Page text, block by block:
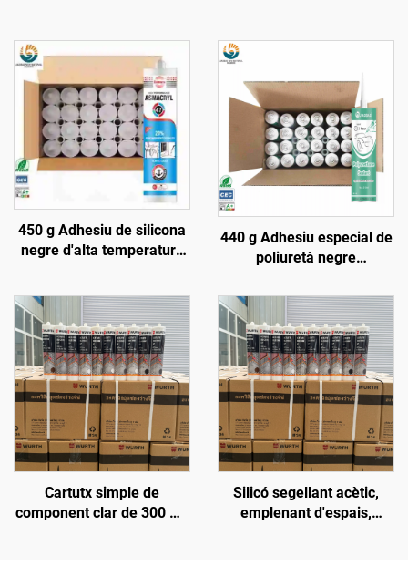
450 g Adhesiu de silicona
negre d'alta temperatura
440 g Adhesiu especial de
poliuretà negre
de cotxe, reparació de
filtracions en claraboïgues
de caixa, goma per a
parabrisa del davant
Cartutx simple de
component clar de 300 ml,
Silicó segellant acètic,
emplenant d'espais,